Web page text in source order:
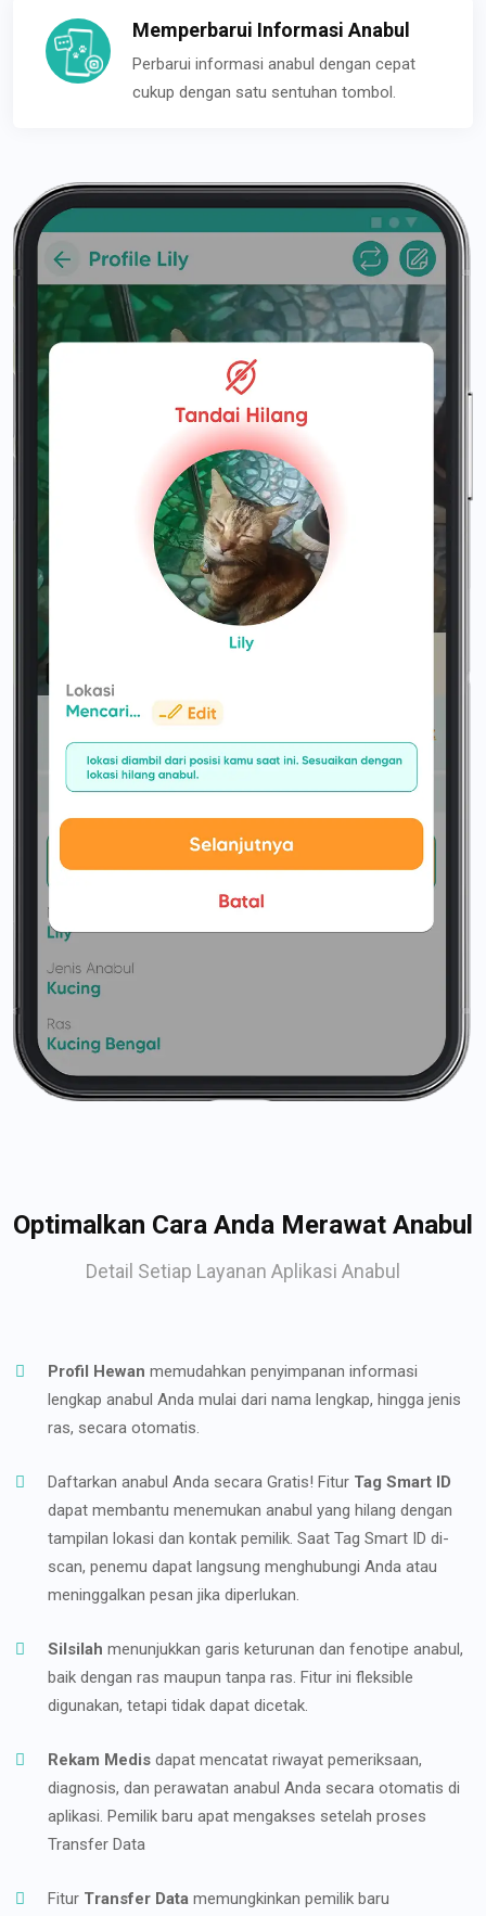
Memperbarui Informasi Anabul
Perbarui informasi anabul dengan cepat
cukup dengan satu sentuhan tombol.
Optimalkan Cara Anda Merawat Anabul
Detail Setiap Layanan Aplikasi Anabul
Profil Hewan memudahkan penyimpanan informasi
lengkap anabul Anda mulai dari nama lengkap, hingga jenis
ras, secara otomatis.
Daftarkan anabul Anda secara Gratis! Fitur Tag Smart ID
dapat membantu menemukan anabul yang hilang dengan
tampilan lokasi dan kontak pemilik. Saat Tag Smart ID di-
scan, penemu dapat langsung menghubungi Anda atau
meninggalkan pesan jika diperlukan.
Silsilah menunjukkan garis keturunan dan fenotipe anabul,
baik dengan ras maupun tanpa ras. Fitur ini fleksible
digunakan, tetapi tidak dapat dicetak.
Rekam Medis dapat mencatat riwayat pemeriksaan,
diagnosis, dan perawatan anabul Anda secara otomatis di
aplikasi. Pemilik baru apat mengakses setelah proses
Transfer Data
Fitur Transfer Data memungkinkan pemilik baru